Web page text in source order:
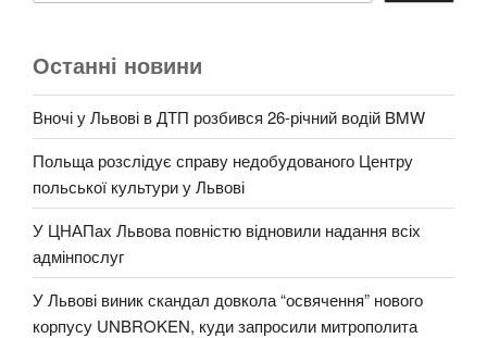
Останні новини
Вночі у Львові в ДТП розбився 26-річний водій BMW
Польща розслідує справу недобудованого Центру
польської культури у Львові
У ЦНАПах Львова повністю відновили надання всіх
адмінпослуг
У Львові виник скандал довкола “освячення” нового
корпусу UNBROKEN, куди запросили митрополита